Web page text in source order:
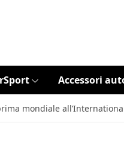
Accessori
mondiale